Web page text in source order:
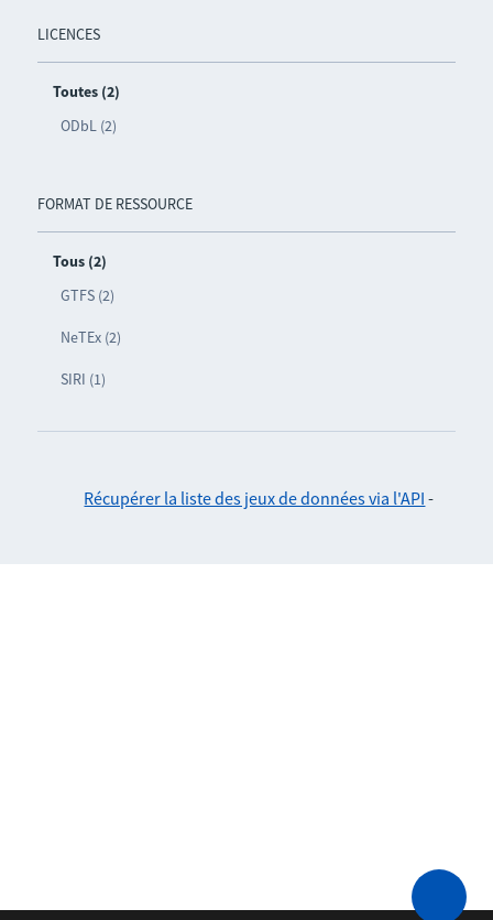
LICENCES
Toutes (2)
ODbL (2)
FORMAT DE RESSOURCE
Tous (2)
GTFS (2)
NeTEx (2)
SIRI (1)
Récupérer la liste des jeux de données via l'API -